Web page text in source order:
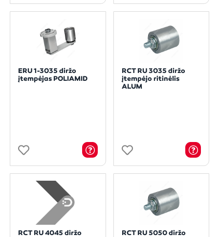
ERU 1-3035 diržo
įtempėjas POLIAMID
RCT RU 3035 diržo
įtempėjo ritinėlis
ALUM
RCT RU 4045 diržo
RCT RU 5050 diržo